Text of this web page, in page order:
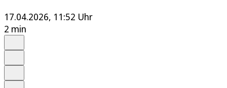
17.04.2026, 11:52 Uhr
2 min